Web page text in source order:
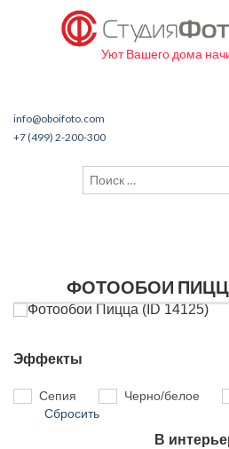
Уют Вашего дома
info@oboifoto.com
+7 (499) 2-200-300
ФОТООБОИ
Эффекты
Сепия Черно/белое
Сбросить
В